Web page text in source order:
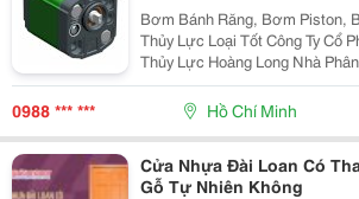
Bơm Bánh Răng, Bơm Piston,
Thủy Lực Loại Tốt Công Ty Cổ
Thủy Lực Hoàng Long Nhà
- Khí Nén Và Máy Móc Tự
Chữa, Thi Công, Thiết Kế Hệ
Thủy Lực...
0988 *** *** Hồ Chí Minh
Cửa Nhựa Đài Loan Có
Gỗ Tự Nhiên Không